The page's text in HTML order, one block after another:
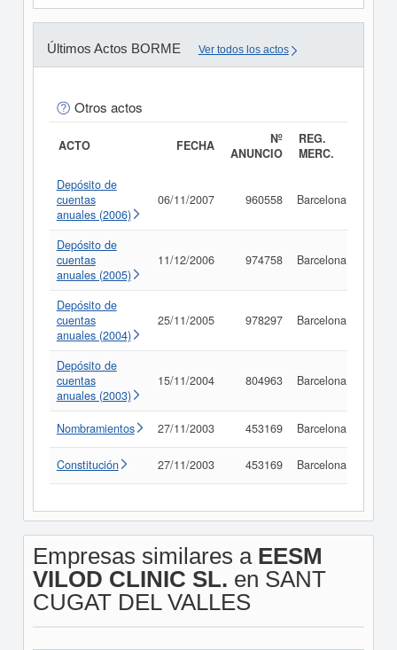
Últimos Actos BORME Ver todos los actos
Otros actos
ACTO FECHA
Nº
ANUNCIO
REG.
MERC.
Depósito de
cuentas
anuales (2006)
06/11/2007 960558 Barcelona
Depósito de
cuentas
anuales (2005)
11/12/2006 974758 Barcelona
Depósito de
cuentas
anuales (2004)
25/11/2005 978297 Barcelona
Depósito de
cuentas
anuales (2003)
15/11/2004 804963 Barcelona
Nombramientos 27/11/2003 453169 Barcelona
Constitución 27/11/2003 453169 Barcelona
Empresas similares a EESM
VILOD CLINIC SL. en SANT
CUGAT DEL VALLES